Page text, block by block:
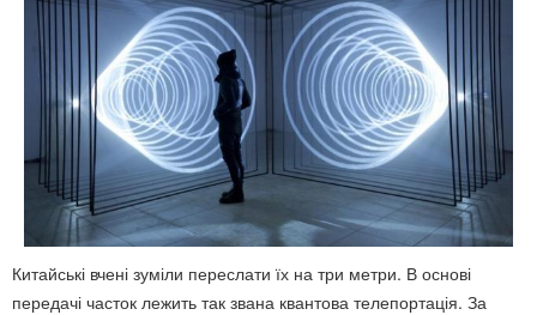
Китайські вчені зуміли переслати їх на три метри. В основі
передачі часток лежить так звана квантова телепортація. За